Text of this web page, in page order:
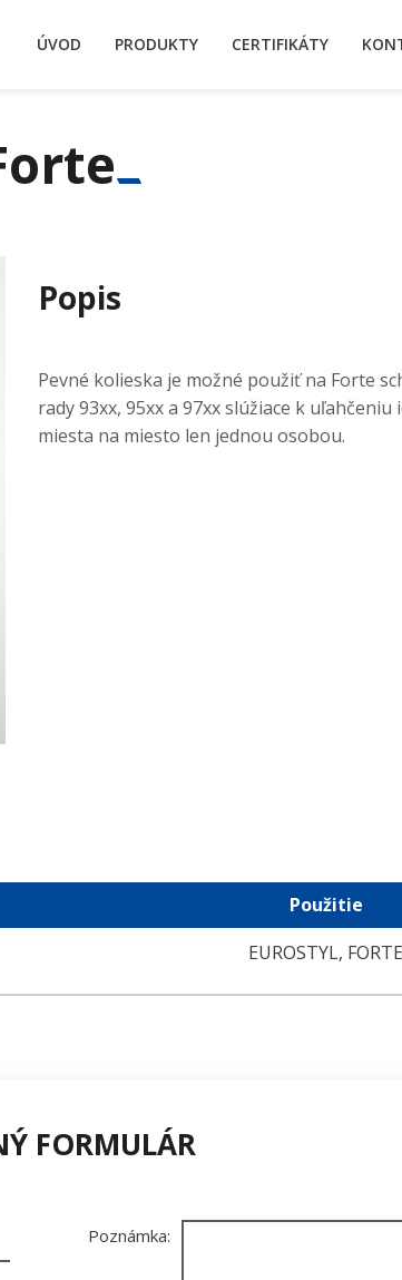
ÚVOD PRODUKTY CERTIFIKÁTY
Popis
Pevné kolieska je možné použiť na Forte
rady 93xx, 95xx a 97xx slúžiace k uľahčeniu
miesta na miesto len jednou osobou.
Použitie
EUROSTYL, FORTE
FORMULÁR
Poznámka: